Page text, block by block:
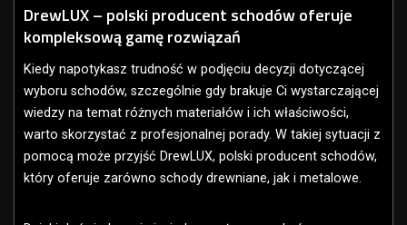
DrewLUX – polski producent schodów oferuje
kompleksową gamę rozwiązań
Kiedy napotykasz trudność w podjęciu decyzji dotyczącej
wyboru schodów, szczególnie gdy brakuje Ci wystarczającej
wiedzy na temat różnych materiałów i ich właściwości,
warto skorzystać z profesjonalnej porady. W takiej sytuacji z
pomocą może przyjść DrewLUX, polski producent schodów,
który oferuje zarówno schody drewniane, jak i metalowe.